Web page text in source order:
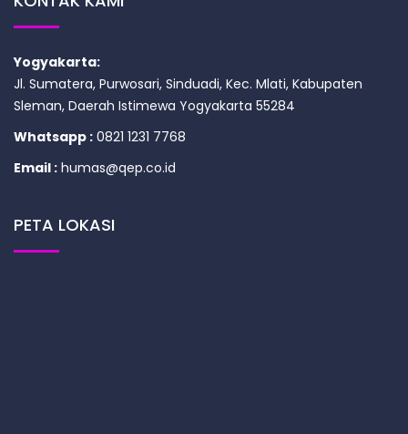
Yogyakarta:
Jl. Sumatera, Purwosari, Sinduadi, Kec. Mlati, Kabupaten
Sleman, Daerah Istimewa Yogyakarta 55284
Whatsapp : 0821 1231 7768
Email : humas@qep.co.id
PETA LOKASI